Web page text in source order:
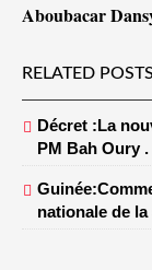
Aboubacar
RELATED POSTS
Décret :La
PM Bah Oury .
nationale de